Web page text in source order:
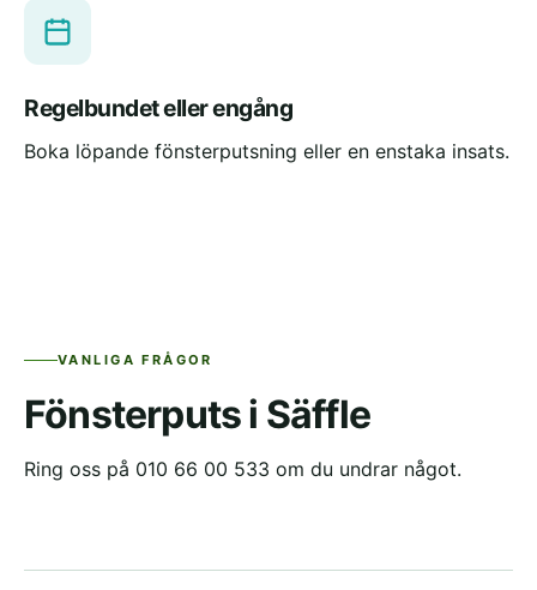
Regelbundet eller engång
Boka löpande fönsterputsning eller en enstaka insats.
VANLIGA FRÅGOR
Fönsterputs i Säffle
Ring oss på 010 66 00 533 om du undrar något.